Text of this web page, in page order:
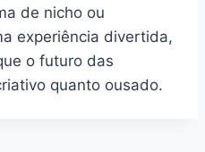
de nicho ou
experiência divertida,
o futuro das
quanto ousado.